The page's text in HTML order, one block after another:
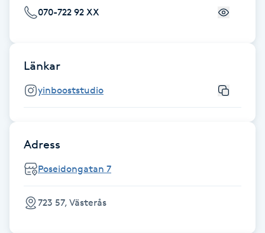
Gellack med förstärkning
Gravidmassage
Gruppträning
070-722 92 XX
Länkar
yinbooststudio
Adress
Poseidongatan 7
723 57, Västerås